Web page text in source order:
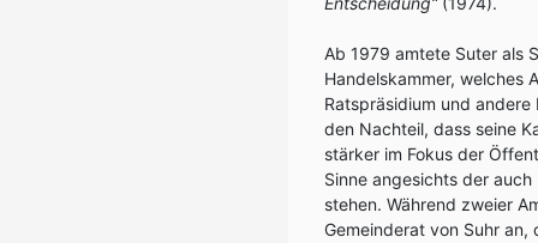
Ab 1979 amtete Suter als
Handelskammer, welches
Ratspräsidium und
den Nachteil, dass seine
stärker im Fokus der
Sinne angesichts der
stehen. Während zweier
Gemeinderat von Suhr